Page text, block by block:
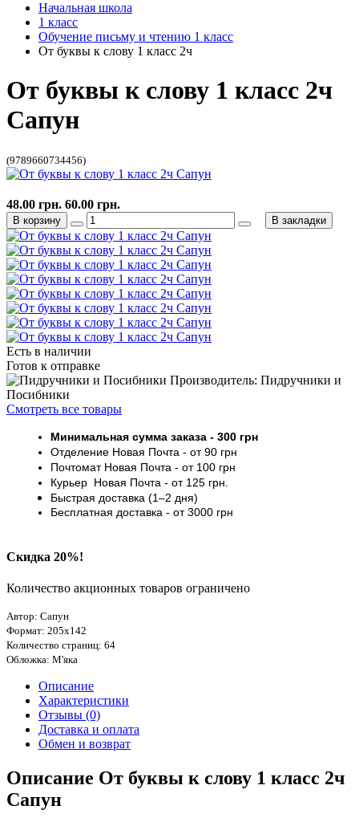
Начальная школа
1 класс
Обучение письму и чтению 1 класс
От буквы к слову 1 класс 2ч
От буквы к слову 1 класс 2ч
Сапун
(9789660734456)
Есть в наличии
Готов к отправке
Производитель: Пидручники и
Посибники
Смотреть все товары
Минимальная сумма заказа - 300 грн
Отделение Новая Почта - от 90 грн
ПочтоматНовая Почта - от 100 грн
Курьер Новая Почта - от 125 грн.
Быстрая доставка (1–2 дня)
Бесплатная доставка - от 3000 грн
Скидка 20%!
Количество акционных товаров ограничено
Автор: Сапун
Формат: 205х142
Количество страниц: 64
Обложка: М'яка
48.00 грн. 60.00 грн.
В корзину В закладки
Описание
Характеристики
Отзывы (0)
Доставка и оплата
Обмен и возврат
Описание От буквы к слову 1 класс 2ч
Сапун